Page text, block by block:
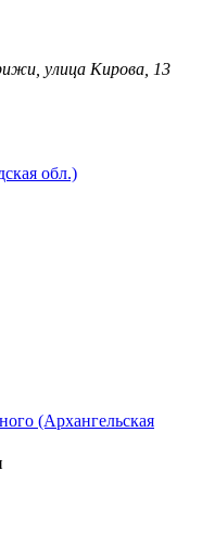
улица Кирова, 13
обл.)
(Архангельская